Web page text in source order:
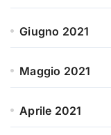
Giugno 2021
Maggio 2021
Aprile 2021